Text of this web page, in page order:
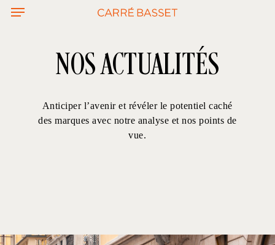
Skip
Menu
NOS ACTUALITÉS
Anticiper l’avenir et révéler le potentiel caché
des marques avec notre analyse et nos points de
vue.